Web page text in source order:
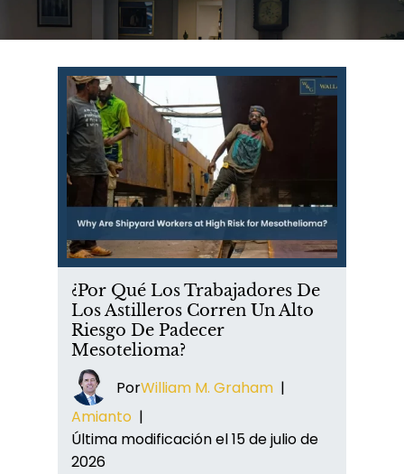
¿Por Qué Los Trabajadores De
Los Astilleros Corren Un Alto
Riesgo De Padecer
Mesotelioma?
PorWilliam M. Graham |
Amianto |
Última modificación el 15 de julio de
2026